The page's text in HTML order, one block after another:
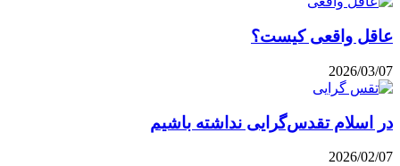
عاقل واقعی کیست؟
2026/03/07
در اسلام تقدس‌گرایی نداشته باشیم
2026/02/07